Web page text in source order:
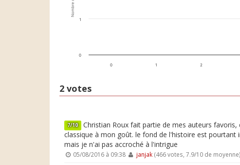
0 1 2
0
1
2 votes
7/10 Christian Roux fait partie de mes auteurs
classique à mon goût. le fond de l'histoire est
mais je n'ai pas accroché à l'intrigue
05/08/2016 à 09:38 janjak(466 votes, 7.9/10 de moyenne)